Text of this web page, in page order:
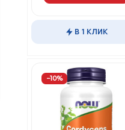
имеет
Опции
можно
странице
В 1 КЛИК
−10%
Добавить
в
Вишлист